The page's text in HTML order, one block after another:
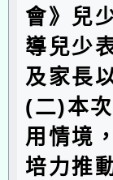
會》兒
導兒少
及家長
(二)本
用情境
培力推